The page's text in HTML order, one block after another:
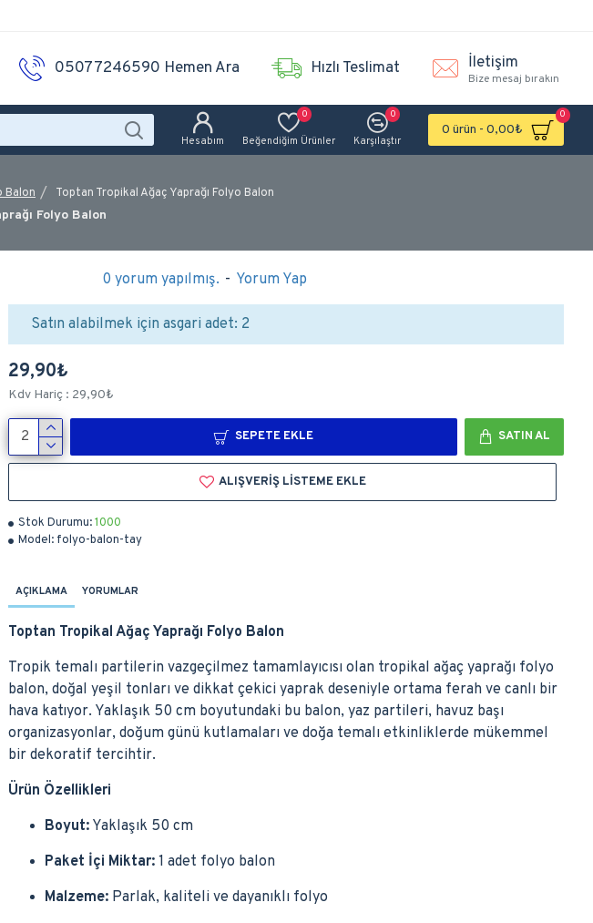
05077246590 Hemen Ara Hızlı Teslimat İletişim
Bize mesaj bırakın
Hesabım Beğendiğim Ürünler
0
Karşılaştır
0
0 ürün - 0,00₺
0
Balon Toptan Tropikal Ağaç Yaprağı Folyo Balon
Folyo Balon
Stok Durumu:1000
Model: folyo-balon-tay
0 yorum yapılmış. - Yorum Yap
29,90₺
Kdv Hariç : 29,90₺
SEPETE EKLE SATIN AL
ALIŞVERIŞ LISTEME EKLE
Satın alabilmek için asgari adet: 2
AÇIKLAMA YORUMLAR
Toptan Tropikal Ağaç Yaprağı Folyo Balon
Tropik temalı partilerin vazgeçilmez tamamlayıcısı olan tropikal ağaç yaprağı folyo
balon, doğal yeşil tonları ve dikkat çekici yaprak deseniyle ortama ferah ve canlı bir
hava katıyor. Yaklaşık 50 cm boyutundaki bu balon, yaz partileri, havuz başı
organizasyonlar, doğum günü kutlamaları ve doğa temalı etkinliklerde mükemmel
bir dekoratif tercihtir.
Ürün Özellikleri
Boyut: Yaklaşık 50 cm
Paket İçi Miktar: 1 adet folyo balon
Malzeme: Parlak, kaliteli ve dayanıklı folyo